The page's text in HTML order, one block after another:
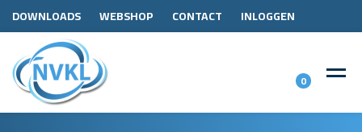
DOWNLOADS WEBSHOP CONTACT INLOGGEN
0